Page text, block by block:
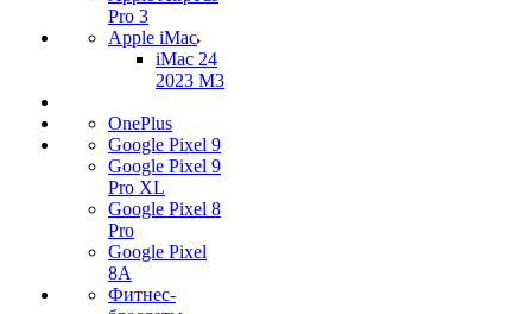
Pro 3
Apple iMac
iMac 24
2023 M3
OnePlus
Google Pixel 9
Google Pixel 9
Pro XL
Google Pixel 8
Pro
Google Pixel
8A
Фитнес-